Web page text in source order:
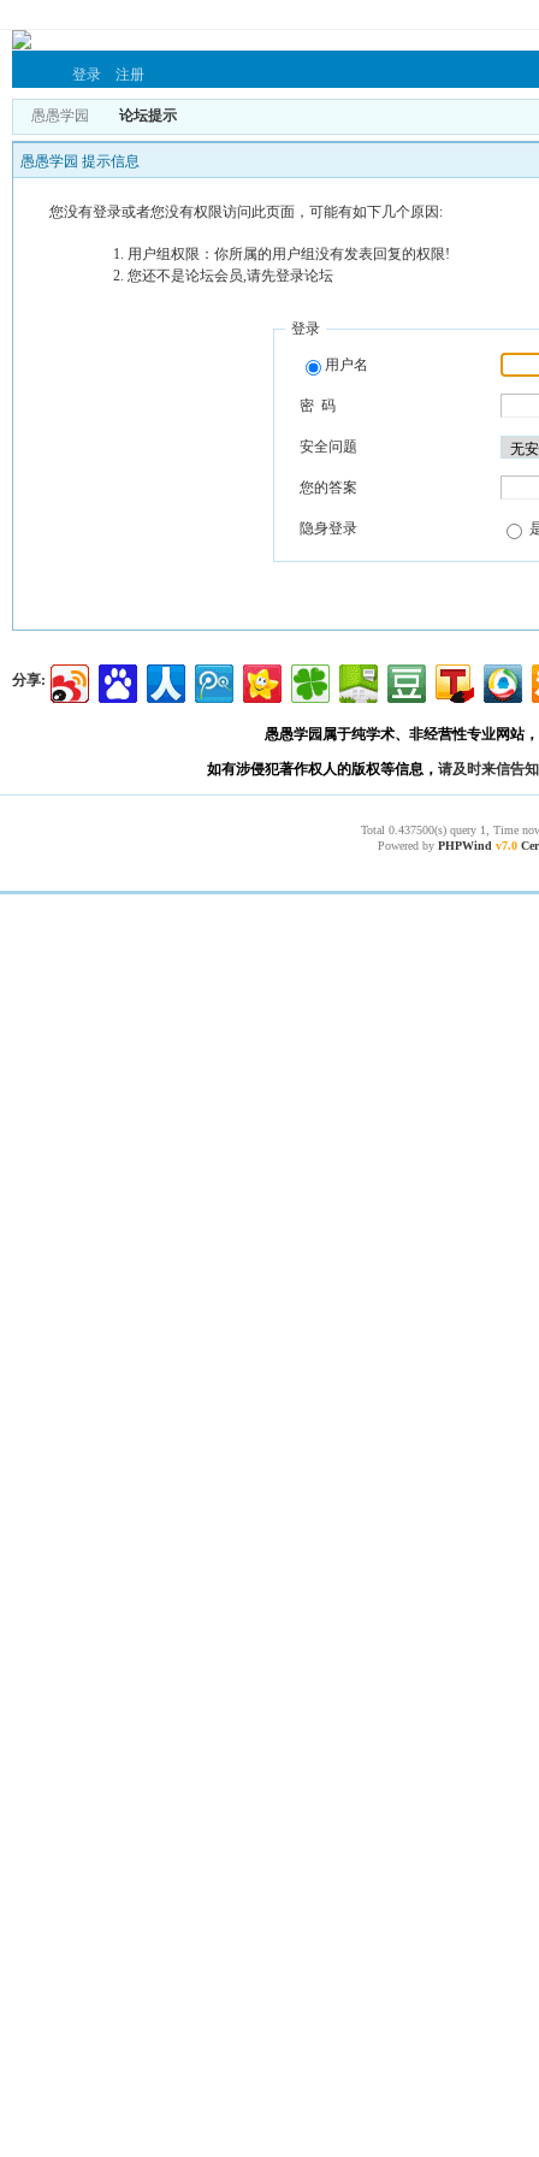
登录 注册
愚愚学园 论坛提示
愚愚学园 提示信息
您没有登录或者您没有权限访问此页面，可能有如下几个原因:
用户组权限：你所属的用户组没有发表回复的权限!
您还不是论坛会员,请先登录论坛
登录
用户名
密 码
安全问题
您的答案
隐身登录
分享:
愚愚学园属于纯学术、非经营性专业网站
如有涉侵犯著作权人的版权等信息， 请及时来信告知
Total 0.437500(s) query 1, Time
Powered by PHPWind v7.0